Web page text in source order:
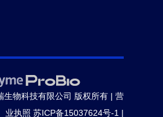
物科技有限公司 版权所有 | 营
业执照 苏ICP备15037624号-1 |